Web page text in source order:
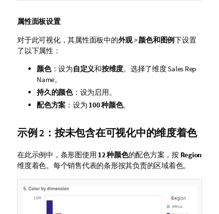
属性面板设置
对于此可视化，其属性面板中的外观>颜色和图例下设置
了以下属性：
颜色：设为自定义和按维度。选择了维度Sales Rep
Name。
持久的颜色：设为启用。
配色方案 ：设为 100 种颜色。
示例 2：按未包含在可视化中的维度着色
在此示例中，条形图使用 12 种颜色的配色方案，按 Region
维度着色。每个销售代表的条形按其负责的区域着色。